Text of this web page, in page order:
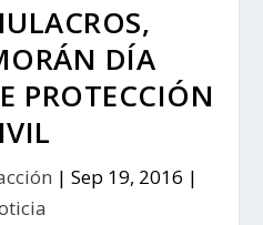
DÍA
PROTECCIÓN
| Sep 19, 2016 |